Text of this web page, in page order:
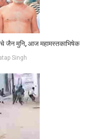
जैन मुनि, आज महामस्तकाभिषेक
Singh